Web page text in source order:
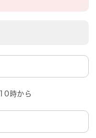
時から